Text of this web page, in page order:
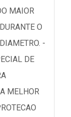
MAIOR
O
-
DE
MELHOR